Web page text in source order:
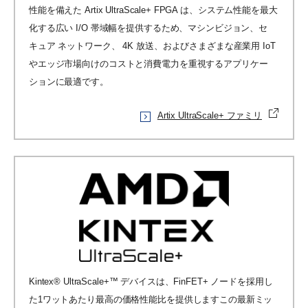
性能を備えた Artix UltraScale+ FPGA は、システム性能を最大
化する広い I/O 帯域幅を提供するため、マシンビジョン、セ
キュア ネットワーク、 4K 放送、およびさまざまな産業用 IoT
やエッジ市場向けのコストと消費電力を重視するアプリケー
ションに最適です。
Artix UltraScale+ ファミリ
Kintex® UltraScale+™ デバイスは、FinFET+ ノードを採用し
た1ワットあたり最高の価格性能比を提供しますこの最新ミッ